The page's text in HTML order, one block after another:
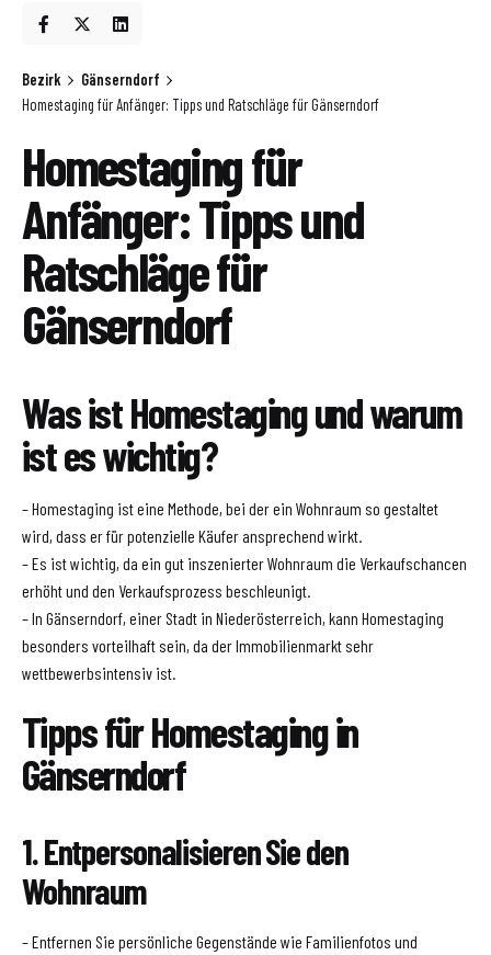
Bezirk
Gänserndorf
Homestaging für Anfänger: Tipps und Ratschläge für Gänserndorf
Homestaging für
Anfänger: Tipps und
Ratschläge für
Gänserndorf
Was ist Homestaging und warum
ist es wichtig?
– Homestaging ist eine Methode, bei der ein Wohnraum so gestaltet
wird, dass er für potenzielle Käufer ansprechend wirkt.
– Es ist wichtig, da ein gut inszenierter Wohnraum die Verkaufschancen
erhöht und den Verkaufsprozess beschleunigt.
– In Gänserndorf, einer Stadt in Niederösterreich, kann Homestaging
besonders vorteilhaft sein, da der Immobilienmarkt sehr
wettbewerbsintensiv ist.
Tipps für Homestaging in
Gänserndorf
1. Entpersonalisieren Sie den
Wohnraum
– Entfernen Sie persönliche Gegenstände wie Familienfotos und